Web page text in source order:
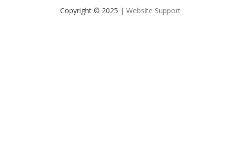
Copyright © 2025 | Website Support